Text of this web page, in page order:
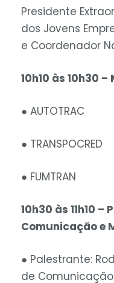
Presidente
dos Jovens
e Coordenador
10h10 às 10h30
● AUTOTRAC
● TRANSPOCRED
● FUMTRAN
10h30 às 11h10
Comunicação e
● Palestrante:
de